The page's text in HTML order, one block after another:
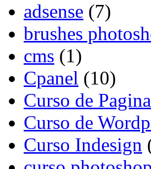
adsense (7)
brushes
cms (1)
Cpanel (10)
Curso de
Curso de
Curso Indesign